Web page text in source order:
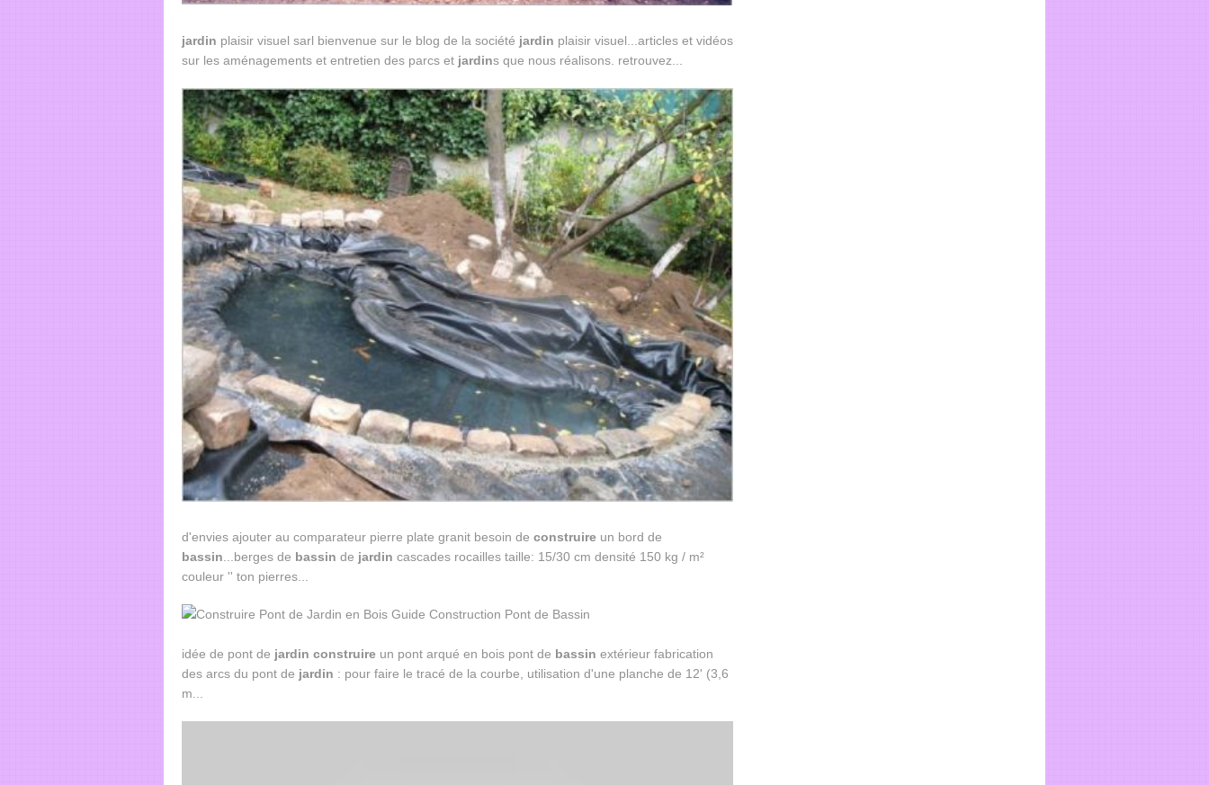
jardin plaisir visuel sarl bienvenue sur le blog de la société jardin plaisir visuel...articles et vidéos
sur les aménagements et entretien des parcs et jardins que nous réalisons. retrouvez...
d'envies ajouter au comparateur pierre plate granit besoin de construireun bord de
bassin ...berges de bassin de jardin cascades rocailles taille: 15/30 cm densité 150 kg / m²
couleur '' ton pierres...
idée de pont de jardin construireun pont arqué en bois pont de bassin extérieur fabrication
des arcs du pont de jardin : pour faire le tracé de la courbe, utilisation d'une planche de 12' (3,6
m...